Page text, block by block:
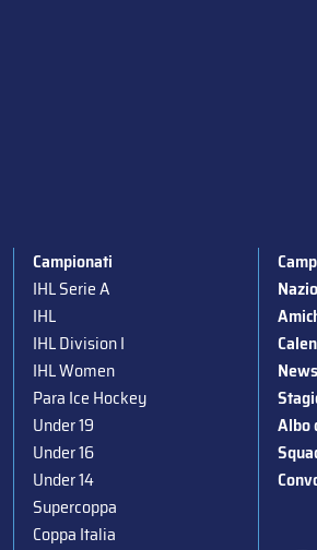
Campionati
IHL Serie A
IHL
IHL Division I
IHL Women
Para Ice Hockey
Under 19
Under 16
Under 14
Supercoppa
Coppa Italia
News
Albo